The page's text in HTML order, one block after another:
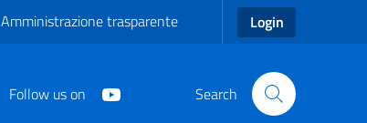
Amministrazione trasparente Login
Follow us on Search